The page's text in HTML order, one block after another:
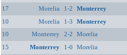
17
Morelia 1-2 Monterrey
10
Morelia 1-3 Monterrey
10
Monterrey 2-2 Morelia
15
Monterrey 1-0 Morelia